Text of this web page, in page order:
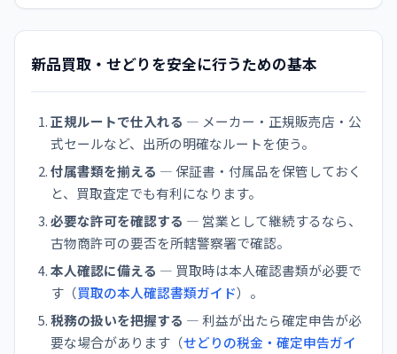
新品買取・せどりを安全に行うための基本
正規ルートで仕入れる — メーカー・正規販売店・公
式セールなど、出所の明確なルートを使う。
付属書類を揃える — 保証書・付属品を保管しておく
と、買取査定でも有利になります。
必要な許可を確認する — 営業として継続するなら、
古物商許可の要否を所轄警察署で確認。
本人確認に備える — 買取時は本人確認書類が必要で
す（買取の本人確認書類ガイド）。
税務の扱いを把握する — 利益が出たら確定申告が必
要な場合があります（せどりの税金・確定申告ガイ